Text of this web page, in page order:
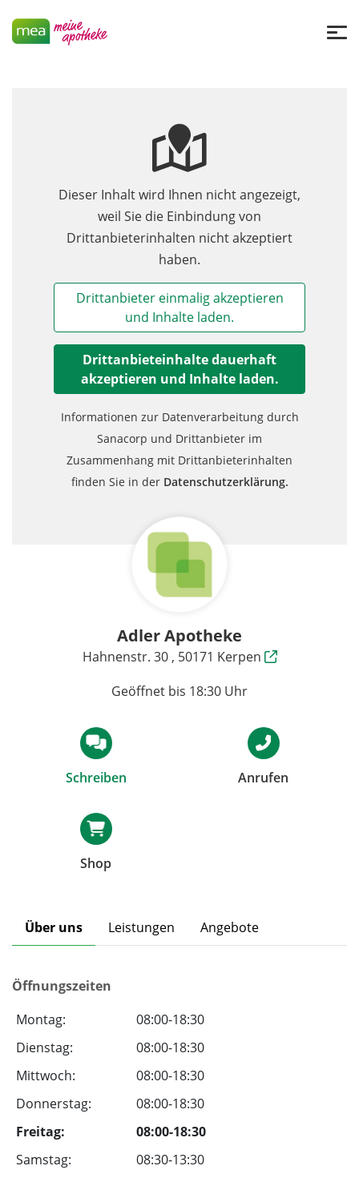
Dieser Inhalt wird Ihnen nicht angezeigt,
weil Sie die Einbindung von
Drittanbieterinhalten nicht akzeptiert
haben.
Drittanbieter einmalig akzeptieren
und Inhalte laden.
Drittanbieteinhalte dauerhaft
akzeptieren und Inhalte laden.
Informationen zur Datenverarbeitung durch
Sanacorp und Drittanbieter im
Zusammenhang mit Drittanbieterinhalten
finden Sie in der Datenschutzerklärung.
Adler Apotheke
Hahnenstr. 30 , 50171 Kerpen
Geöffnet bis 18:30 Uhr
Schreiben Anrufen
Shop
Über uns Leistungen Angebote
Öffnungszeiten
Montag:
08:00-18:30
Dienstag:
08:00-18:30
Mittwoch:
08:00-18:30
Donnerstag:
08:00-18:30
Freitag:
08:00-18:30
Samstag:
08:30-13:30